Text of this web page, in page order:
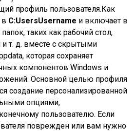
профиль пользователя.Как
в C:UsersUsername и включает в
таких как рабочий стол,
и т. д. вместе с скрытыми
которая сохраняет
компонентов Windows и
Основной целью профиля
создание персонализированной
опциями,
пользователю. Если
поврежден или вам нужно